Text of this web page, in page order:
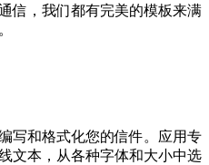
信，我们都有完美的模板来满
写和格式化您的信件。应用专
文本，从各种字体和大小中选